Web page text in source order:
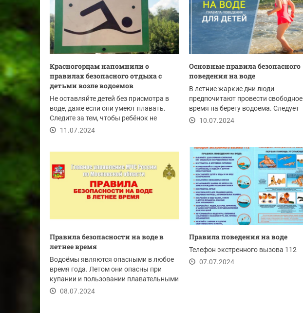
Красногорцам напомнили о
правилах безопасного отдыха с
детьми возле водоемов
Не оставляйте детей без присмотра в
воде, даже если они умеют плавать.
Следите за тем, чтобы ребёнок не
отплывал...
11.07.2024
Основные правила безопасного
поведения на воде
В летние жаркие дни люди
предпочитают провести свободное
время на берегу водоема. Следует
всегда помнить, что водоемы...
10.07.2024
Правила безопасности на воде в
летнее время
Водоёмы являются опасными в любое
время года. Летом они опасны при
купании и пользовании плавательными
средствами.
08.07.2024
Правила поведения на воде
Телефон экстренного вызова 112
07.07.2024